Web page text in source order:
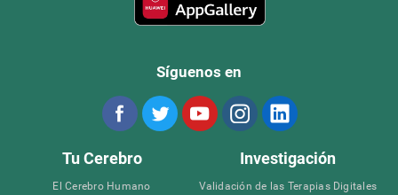
Síguenos en
Tu Cerebro
El Cerebro Humano
Investigación
Validación de las Terapias Digitales